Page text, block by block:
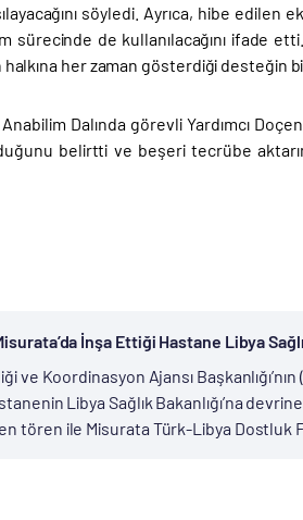
söyledi. Ayrıca, hibe
sürecinde de kullanılacağını ifade
halkına her zaman gösterdiği desteğin
Anabilim Dalında görevli Yardımcı
belirtti ve beşeri tecrübe
İnşa Ettiği Hastane Libya
ve Koordinasyon Ajansı
Libya Sağlık Bakanlığı’na
tören ile Misurata Türk-Libya Dostluk